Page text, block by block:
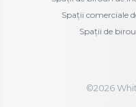
Spații comerciale
Spații de
©2026